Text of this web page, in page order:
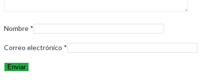
Nombre *
Correo electrónico *